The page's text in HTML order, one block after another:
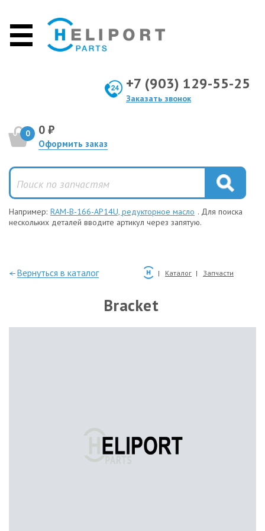
+7 (903) 129-55-25
Заказать звонок
0 0 ₽
Оформить заказ
Например: RAM-B-166-AP14U, редукторное масло . Для поиска
нескольких деталей вводите артикул через запятую.
—Вернуться в каталог Каталог Запчасти
Bracket